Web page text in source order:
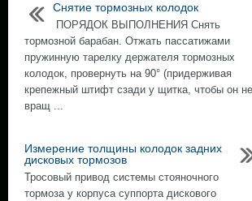
Снятие тормозных колодок
ПОРЯДОК ВЫПОЛНЕНИЯ Снять
тормозной барабан. Отжать пассатижами
пружинную тарелку держателя тормозных
колодок, провернуть на 90° (придерживая
крепежный штифт сзади у щитка, чтобы он не
вращ ...
Измерение толщины колодок задних
дисковых тормозов
Тросовый привод системы стояночного
тормоза у корпуса суппорта дискового